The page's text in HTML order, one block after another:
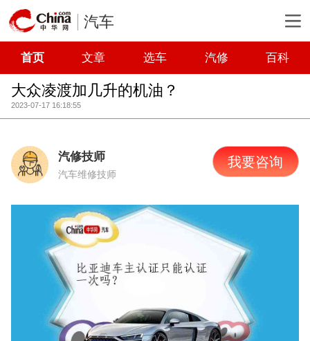
汽车
首页 文章 选车 汽修 百科
大众凌渡加几升的机油？
2023-07-17 16:18:55
汽修技师
汽车维修技师
我要咨询